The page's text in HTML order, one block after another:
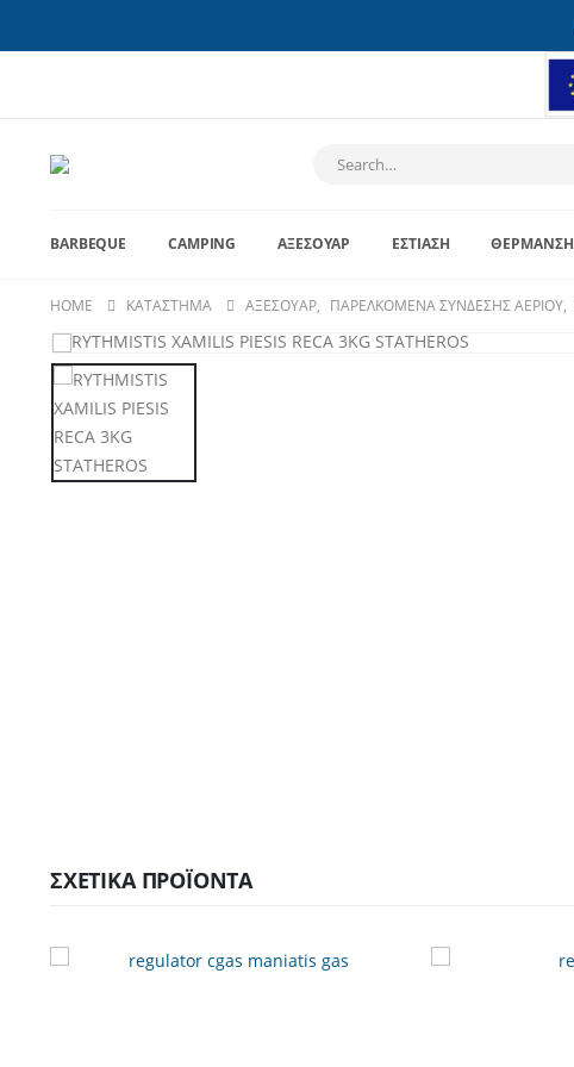
BARBEQUE CAMPING ΑΞΕΣΟΥΆΡ ΕΣΤΊΑΣΗ ΘΈΡΜΑΝΣΗ
HOME ΚΑΤΆΣΤΗΜΑ ΑΞΕΣΟΥΆΡ, ΠΑΡΕΛΚΌΜΕΝΑ ΣΎΝΔΕΣΗΣ ΑΕΡΊΟΥ,
ΣΧΕΤΙΚΆ ΠΡΟΪΌΝΤΑ